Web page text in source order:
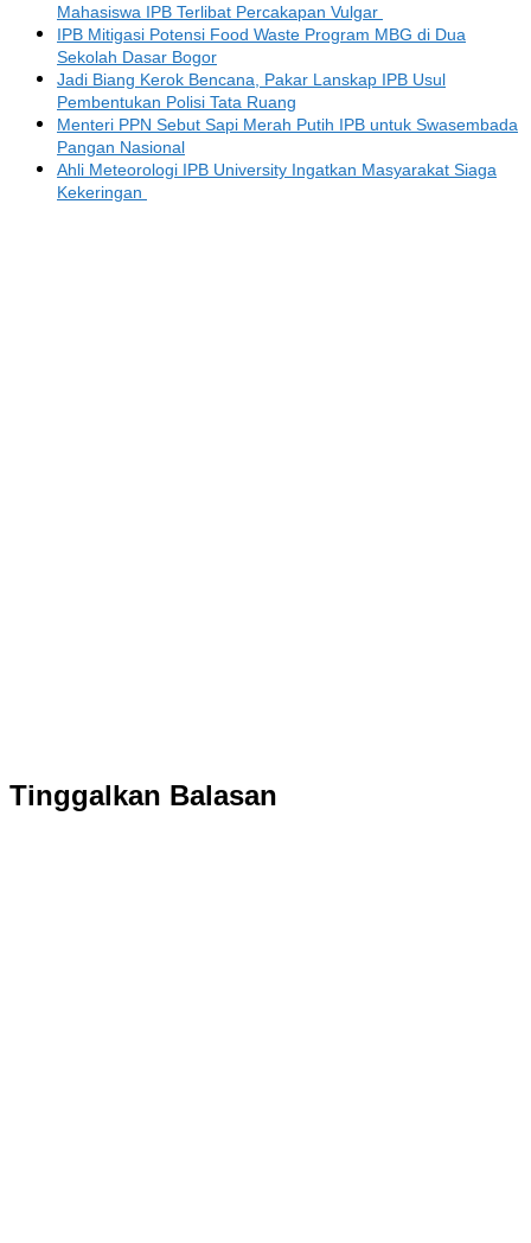
Mahasiswa IPB Terlibat Percakapan Vulgar
IPB Mitigasi Potensi Food Waste Program MBG di Dua
Sekolah Dasar Bogor
Jadi Biang Kerok Bencana, Pakar Lanskap IPB Usul
Pembentukan Polisi Tata Ruang
Menteri PPN Sebut Sapi Merah Putih IPB untuk Swasembada
Pangan Nasional
Ahli Meteorologi IPB University Ingatkan Masyarakat Siaga
Kekeringan
Tinggalkan Balasan